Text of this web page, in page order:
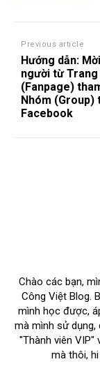
Previous article
Hướng dẫn:
người từ Trang
(Fanpage)
Nhóm (Group)
Facebook
Chào các bạn,
Công Việt Blog.
mình học được,
mà mình sử dụng,
"Thành viên VIP"
mà thôi,